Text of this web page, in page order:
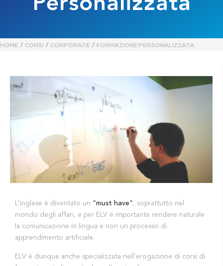
HOME / CORSI / CORPORATE / FORMAZIONE PERSONALIZZATA
L’inglese è diventato un “must have” , soprattutto nel
mondo degli affari, e per ELV è importante rendere naturale
la comunicazione in lingua e non un processo di
apprendimento artificiale.
ELV è dunque anche specializzata nell’erogazione di corsi di